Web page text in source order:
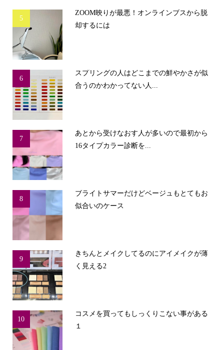
5
ZOOM映りが最悪！オンラインブスから脱
却するには
6
スプリングの人はどこまでの鮮やかさが似
合うのかわかってない人...
7
あとから受けなおす人が多いので最初から
16タイプカラー診断を...
8
ブライトサマーだけどベージュもとてもお
似合いのケース
9
きちんとメイクしてるのにアイメイクが薄
く見える2
10
コスメを買ってもしっくりこない事がある
１